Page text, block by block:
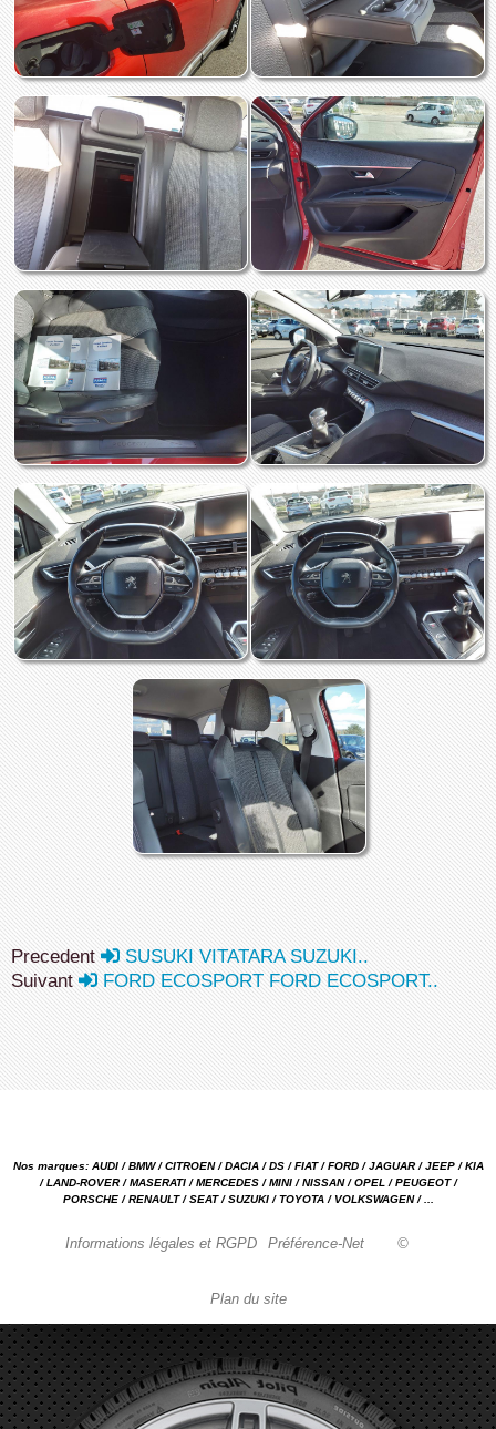
Precedent
SUSUKI VITATARA SUZUKI..
Suivant
FORD ECOSPORT FORD ECOSPORT..
Nos marques: AUDI / BMW / CITROEN / DACIA / DS / FIAT / FORD / JAGUAR / JEEP / KIA
/ LAND-ROVER / MASERATI / MERCEDES / MINI / NISSAN / OPEL / PEUGEOT /
PORSCHE / RENAULT / SEAT / SUZUKI / TOYOTA / VOLKSWAGEN / ...
Informations légales et RGPD Préférence-Net ©
Plan du site
Garage automobile Reparation, entretien, carrosserie, concessionnaire Loire 42